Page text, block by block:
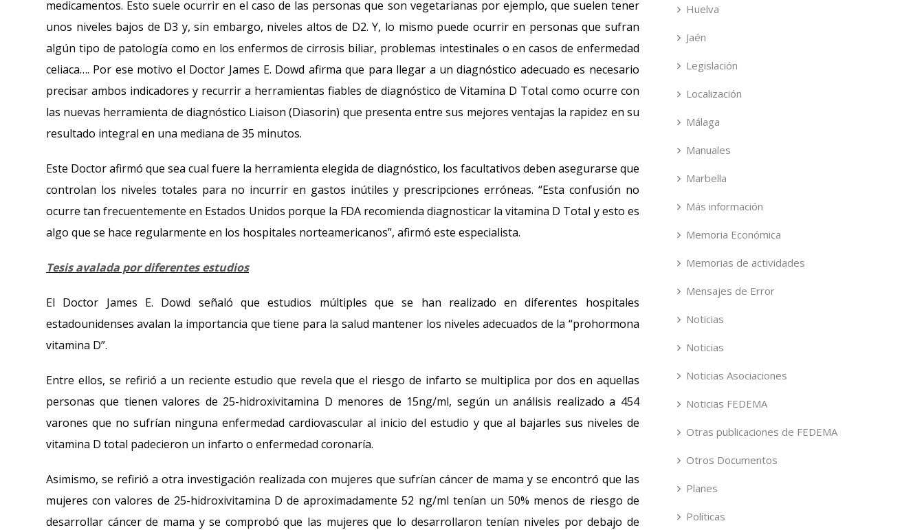
medicamentos. Esto suele ocurrir en el caso de las personas que son vegetarianas por ejemplo, que suelen tener
unos niveles bajos de D3 y, sin embargo, niveles altos de D2. Y, lo mismo puede ocurrir en personas que sufran
algún tipo de patología como en los enfermos de cirrosis biliar, problemas intestinales o en casos de enfermedad
celiaca…. Por ese motivo el Doctor James E. Dowd afirma que para llegar a un diagnóstico adecuado es necesario
precisar ambos indicadores y recurrir a herramientas fiables de diagnóstico de Vitamina D Total como ocurre con
las nuevas herramienta de diagnóstico Liaison (Diasorin) que presenta entre sus mejores ventajas la rapidez en su
resultado integral en una mediana de 35 minutos.
Este Doctor afirmó que sea cual fuere la herramienta elegida de diagnóstico, los facultativos deben asegurarse que
controlan los niveles totales para no incurrir en gastos inútiles y prescripciones erróneas. “Esta confusión no
ocurre tan frecuentemente en Estados Unidos porque la FDA recomienda diagnosticar la vitamina D Total y esto es
algo que se hace regularmente en los hospitales norteamericanos”, afirmó este especialista.
Tesis avalada por diferentes estudios
El Doctor James E. Dowd señaló que estudios múltiples que se han realizado en diferentes hospitales
estadounidenses avalan la importancia que tiene para la salud mantener los niveles adecuados de la “prohormona
vitamina D”.
Entre ellos, se refirió a un reciente estudio que revela que el riesgo de infarto se multiplica por dos en aquellas
personas que tienen valores de 25-hidroxivitamina D menores de 15ng/ml, según un análisis realizado a 454
varones que no sufrían ninguna enfermedad cardiovascular al inicio del estudio y que al bajarles sus niveles de
vitamina D total padecieron un infarto o enfermedad coronaría.
Asimismo, se refirió a otra investigación realizada con mujeres que sufrían cáncer de mama y se encontró que las
mujeres con valores de 25-hidroxivitamina D de aproximadamente 52 ng/ml tenían un 50% menos de riesgo de
desarrollar cáncer de mama y se comprobó que las mujeres que lo desarrollaron tenían niveles por debajo de
Huelva
Jaén
Legislación
Localización
Málaga
Manuales
Marbella
Más información
Memoria Económica
Memorias de actividades
Mensajes de Error
Noticias
Noticias
Noticias Asociaciones
Noticias FEDEMA
Otras publicaciones de FEDEMA
Otros Documentos
Planes
Políticas